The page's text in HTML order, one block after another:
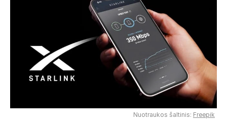
Nuotraukos šaltinis: Freepik